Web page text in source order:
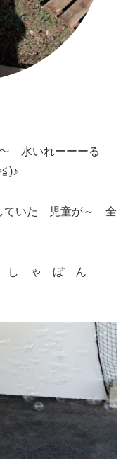
水いれーーーる
ていた 児童が～ 全
し ゃ ぼ ん